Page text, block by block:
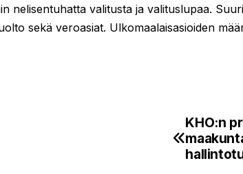
nelisentuhatta valitusta ja valituslupaa.
sekä veroasiat. Ulkomaalaisasioiden
KHO:n